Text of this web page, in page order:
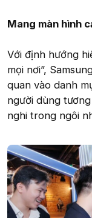
Mang màn hình
Với định hướng
mọi nơi”,
quan vào danh
người dùng
nghi trong ngôi